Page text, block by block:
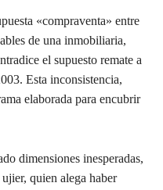
«compraventa» entre
de una inmobiliaria,
el supuesto remate a
Esta inconsistencia,
elaborada para encubrir
dimensiones inesperadas,
quien alega haber